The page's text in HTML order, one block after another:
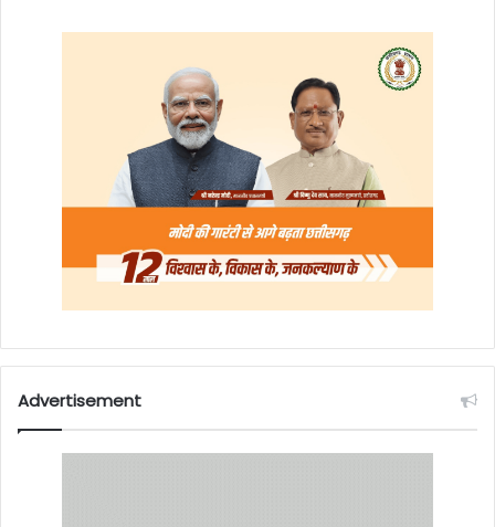
Advertisement